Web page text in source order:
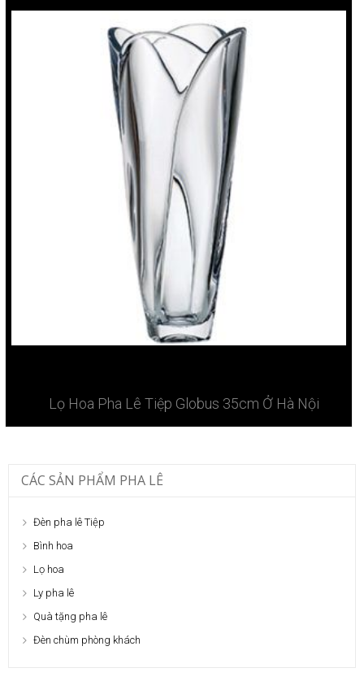
Lọ Hoa Pha Lê Tiệp Globus 35cm Ở Hà Nội
CÁC SẢN PHẨM PHA LÊ
Đèn pha lê Tiệp
Bình hoa
Lọ hoa
Ly pha lê
Quà tặng pha lê
Đèn chùm phòng khách